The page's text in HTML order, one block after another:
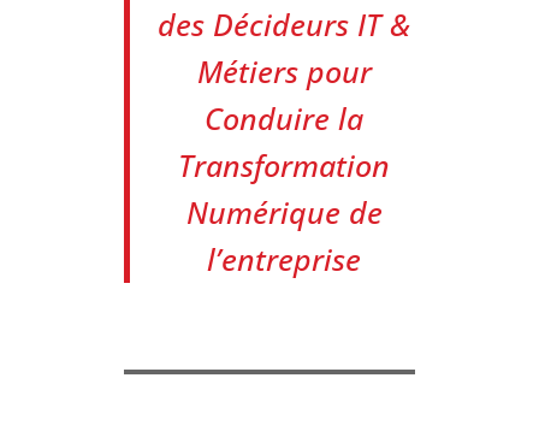
des Décideurs IT &
Métiers pour
Conduire la
Transformation
Numérique de
l’entreprise